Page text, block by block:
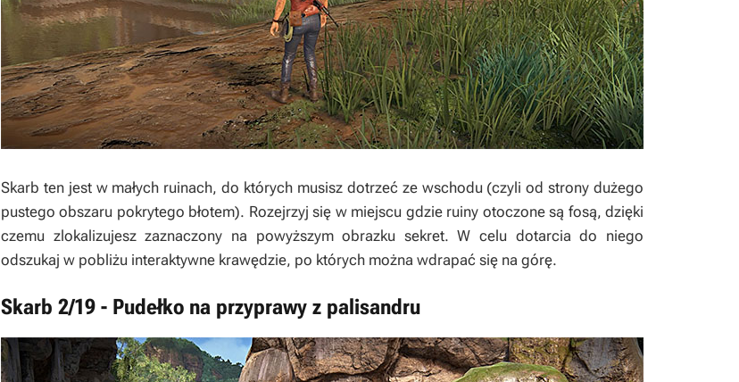
Skarb ten jest w małych ruinach, do których musisz dotrzeć ze wschodu (czyli od strony dużego
pustego obszaru pokrytego błotem). Rozejrzyj się w miejscu gdzie ruiny otoczone są fosą, dzięki
czemu zlokalizujesz zaznaczony na powyższym obrazku sekret. W celu dotarcia do niego
odszukaj w pobliżu interaktywne krawędzie, po których można wdrapać się na górę.
Skarb 2/19 - Pudełko na przyprawy z palisandru